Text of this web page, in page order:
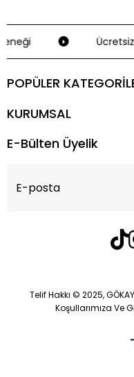
koleksiyonumuz,
katıyor. Gün boyu
sunuyoruz. Erkek
Günlük
dikkat çekiyor.
Takım 3-14 Yaş
saatlerinde veya okul
Ücretsiz
POPÜLER
KURUMSAL
E-Bülten Üyelik
Telif Hakkı © 2025,
Koşullarımıza Ve